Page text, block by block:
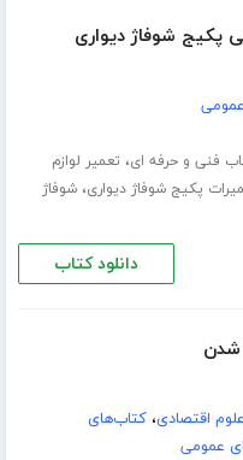
پکیج شوفاژ دیواری
فنی و حرفه ای، تعمیر لوازم
پکیج شوفاژ دیواری،شوفاژ
دانلود کتاب
شدن
اقتصادی،کتاب‌های
عمومی